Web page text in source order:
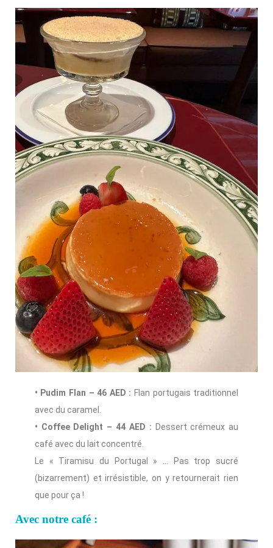
• Pudim Flan – 46 AED : Flan portugais traditionnel
avec du caramel.
• Coffee Delight – 44 AED : Dessert crémeux au
café avec du lait concentré.
Le « Tiramisu du Portugal » … Pas trop sucré
(bizarrement) et irrésistible, on y retournerait rien
que pour ça !
Avec notre café :